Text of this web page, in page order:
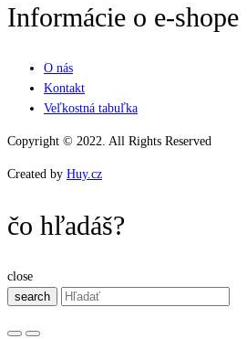
Informácie o e-shope
O nás
Kontakt
Veľkostná tabuľka
Copyright © 2022. All Rights Reserved
Created by Huy.cz
čo hľadáš?
close
search